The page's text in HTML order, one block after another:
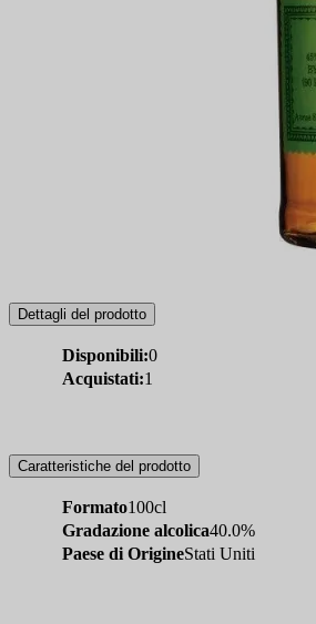
Dettagli del prodotto
Disponibili:0
Acquistati:1
Caratteristiche del prodotto
Formato100cl
Gradazione alcolica40.0%
Paese di OrigineStati Uniti